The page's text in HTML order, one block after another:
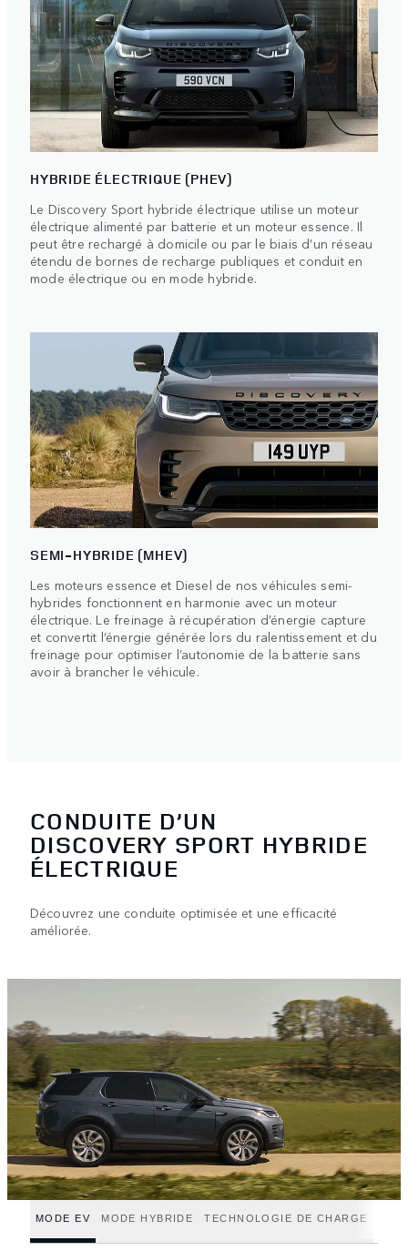
HYBRIDE ÉLECTRIQUE (PHEV)
Le Discovery Sport hybride électrique utilise un moteur
électrique alimenté par batterie et un moteur essence. Il
peut être rechargé à domicile ou par le biais d’un réseau
étendu de bornes de recharge publiques et conduit en
mode électrique ou en mode hybride.
SEMI-HYBRIDE (MHEV)
Les moteurs essence et Diesel de nos véhicules semi-
hybrides fonctionnent en harmonie avec un moteur
électrique. Le freinage à récupération d’énergie capture
et convertit l’énergie générée lors du ralentissement et du
freinage pour optimiser l’autonomie de la batterie sans
avoir à brancher le véhicule.
CONDUITE D’UN
DISCOVERY SPORT HYBRIDE
ÉLECTRIQUE
Découvrez une conduite optimisée et une efficacité
améliorée.
MODE EV MODE HYBRIDE TECHNOLOGIE DE CHARGE